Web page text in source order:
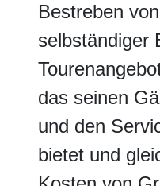
Bestreben
selbständiger
das seinen
und den
bietet und